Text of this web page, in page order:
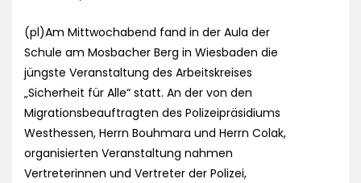
(pl)Am Mittwochabend fand in der Aula der
Schule am Mosbacher Berg in Wiesbaden die
jüngste Veranstaltung des Arbeitskreises
„Sicherheit für Alle“ statt. An der von den
Migrationsbeauftragten des Polizeipräsidiums
Westhessen, Herrn Bouhmara und Herrn Colak,
organisierten Veranstaltung nahmen
Vertreterinnen und Vertreter der Polizei,